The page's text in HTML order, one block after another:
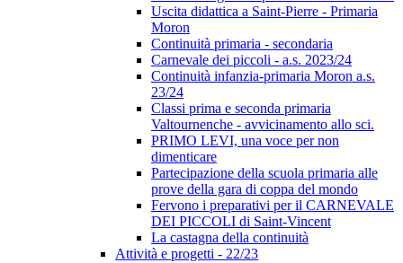
Uscita didattica a Saint-Pierre - Primaria
Moron
Continuità primaria - secondaria
Carnevale dei piccoli - a.s. 2023/24
Continuità infanzia-primaria Moron a.s.
23/24
Classi prima e seconda primaria
Valtournenche - avvicinamento allo sci.
PRIMO LEVI, una voce per non
dimenticare
Partecipazione della scuola primaria alle
prove della gara di coppa del mondo
Fervono i preparativi per il CARNEVALE
DEI PICCOLI di Saint-Vincent
La castagna della continuità
Attività e progetti - 22/23